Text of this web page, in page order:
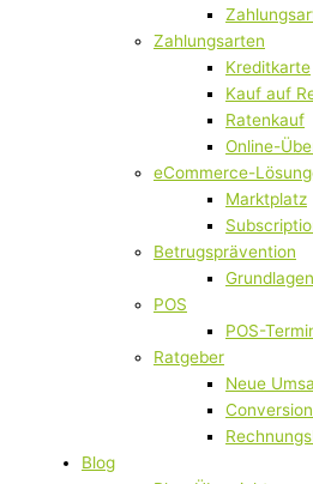
Zahlungsarten
Kreditkarte
Kauf auf
Ratenkauf
Online-
eCommerce-
Marktplatz
Betrugsprävention
POS
POS-
Ratgeber
Neue
Blog